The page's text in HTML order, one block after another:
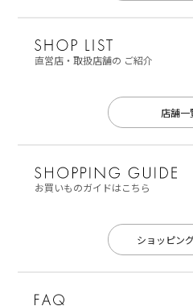
直営店・取扱店舗の ご紹介
店舗一
お買いものガイドはこちら
ショッピン